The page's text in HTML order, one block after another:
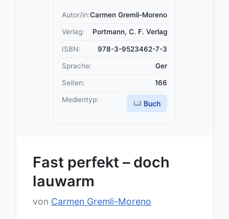
Autor/in:Carmen Gremli-Moreno
Verlag: Portmann, C. F. Verlag
ISBN: 978-3-9523462-7-3
Sprache: Ger
Seiten: 166
Medientyp: Buch
Fast perfekt – doch
lauwarm
von Carmen Gremli-Moreno